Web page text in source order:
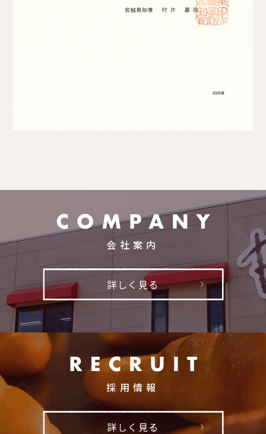
会社案内
詳しく見る
採用情報
詳しく見る